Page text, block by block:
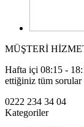
MÜŞTERİ
Hafta içi 08:15 -
ettiğiniz tüm
0222 234 34 04
Kategoriler